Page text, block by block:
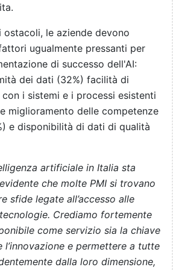
ostacoli, le aziende devono
ugualmente pressanti per
di successo dell'AI:
dei dati (32%) facilità di
i sistemi e i processi esistenti
miglioramento delle competenze
e disponibilità di dati di qualità
artificiale in Italia sta
che molte PMI si trovano
sfide legate all’accesso alle
Crediamo fortemente
come servizio sia la chiave
e permettere a tutte
dalla loro dimensione,